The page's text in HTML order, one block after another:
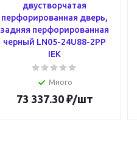
двустворчатая
перфорированная дверь,
задняя перфорированная
черный LN05-24U88-2PP
IEK
Много
73 337.30₽/шт